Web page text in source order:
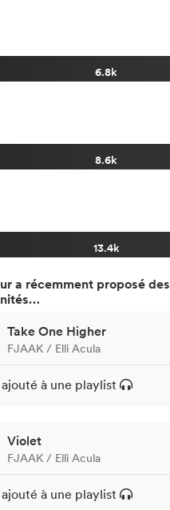
6.8k
8.6k
13.4k
a récemment proposé des
Take One Higher
FJAAK / Elli Acula
à une playlist
Violet
FJAAK / Elli Acula
à une playlist